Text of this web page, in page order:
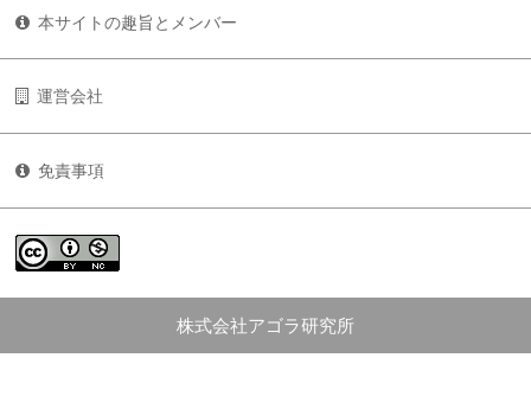
本サイトの趣旨とメンバー
運営会社
免責事項
株式会社アゴラ研究所